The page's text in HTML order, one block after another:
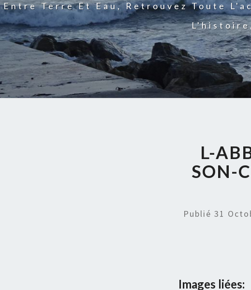
Entre Terre Et Eau, Retrouvez Toute
L-
SON-
Publié31
Images liées: